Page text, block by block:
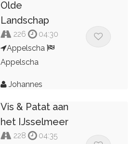
Olde
Landschap
226
04:30
Appelscha
Appelscha
Johannes
Vis & Patat aan
het IJsselmeer
228
04:35